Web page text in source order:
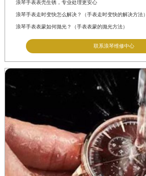
浪琴手表表壳生锈，专业处理更安心
浪琴手表走时变快怎么解决？（手表走时变快的解决方法）
浪琴手表表蒙如何抛光？（手表表蒙的抛光方法）
联系浪琴维修中心